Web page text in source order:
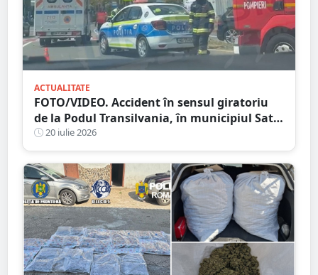
ACTUALITATE
FOTO/VIDEO. Accident în sensul giratoriu
de la Podul Transilvania, în municipiul Satu
Mare. Poliția a stabilit cauza producerii
evenimentului
20 iulie 2026